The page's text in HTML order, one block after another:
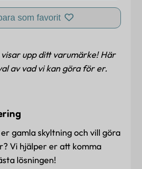
som favorit
upp ditt varumärke! Här
av vad vi kan göra för er.
gamla skyltning och vill göra
Vi hjälper er att komma
lösningen!